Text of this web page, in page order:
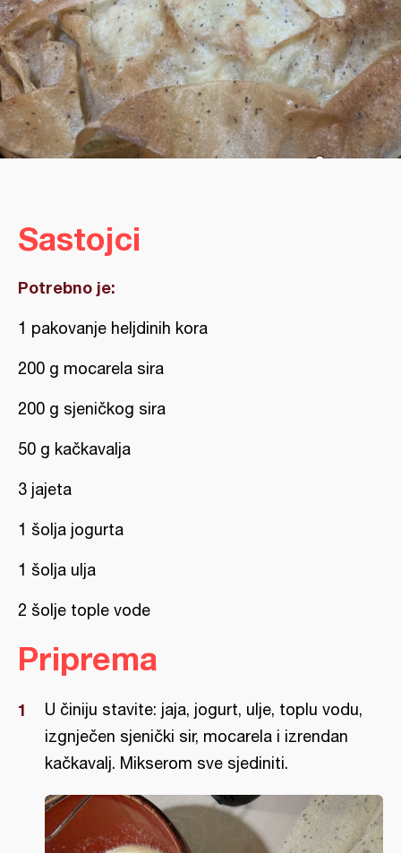
Sastojci
Potrebno je:
1 pakovanje heljdinih kora
200 g mocarela sira
200 g sjeničkog sira
50 g kačkavalja
3 jajeta
1 šolja jogurta
1 šolja ulja
2 šolje tople vode
Priprema
U činiju stavite: jaja, jogurt, ulje, toplu vodu,
izgnječen sjenički sir, mocarela i izrendan
kačkavalj. Mikserom sve sjediniti.